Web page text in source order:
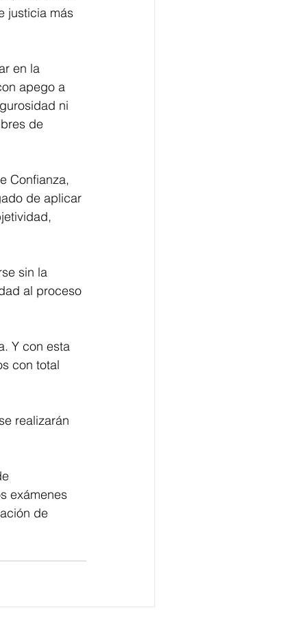
justicia más
en la
apego a
ni
de
Confianza,
de aplicar
sin la
al proceso
Y con esta
con total
realizarán
exámenes
de